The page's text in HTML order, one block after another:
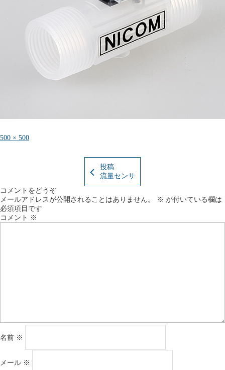
フ
500 × 500
投稿:
流量センサ
コメントをどうぞ
メールアドレスが公開されることはありません。
※ が付いている欄は
必須項目です
コメント ※
名前 ※
メール ※